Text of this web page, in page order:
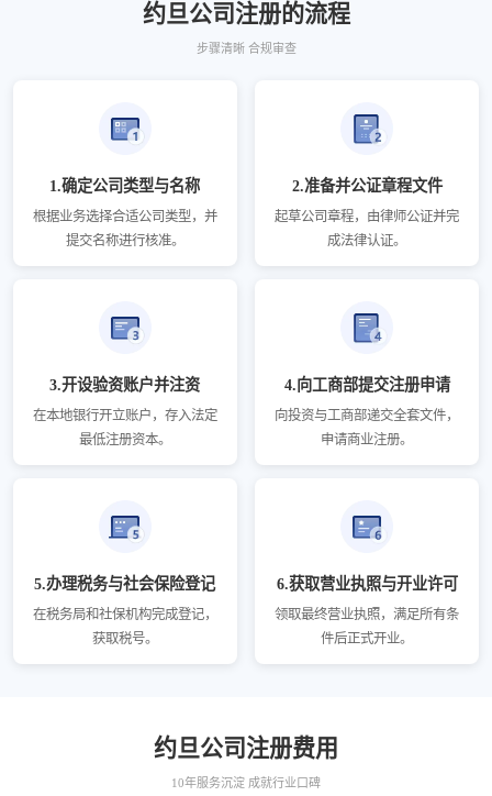
约旦公司注册的流程
步骤清晰 合规审查
1.确定公司类型与名称
根据业务选择合适公司类型，并
提交名称进行核准。
2.准备并公证章程文件
起草公司章程，由律师公证并完
成法律认证。
3.开设验资账户并注资
在本地银行开立账户，存入法定
最低注册资本。
4.向工商部提交注册申请
向投资与工商部递交全套文件，
申请商业注册。
5.办理税务与社会保险登记
在税务局和社保机构完成登记，
获取税号。
6.获取营业执照与开业许可
领取最终营业执照，满足所有条
件后正式开业。
约旦公司注册费用
10年服务沉淀 成就行业口碑